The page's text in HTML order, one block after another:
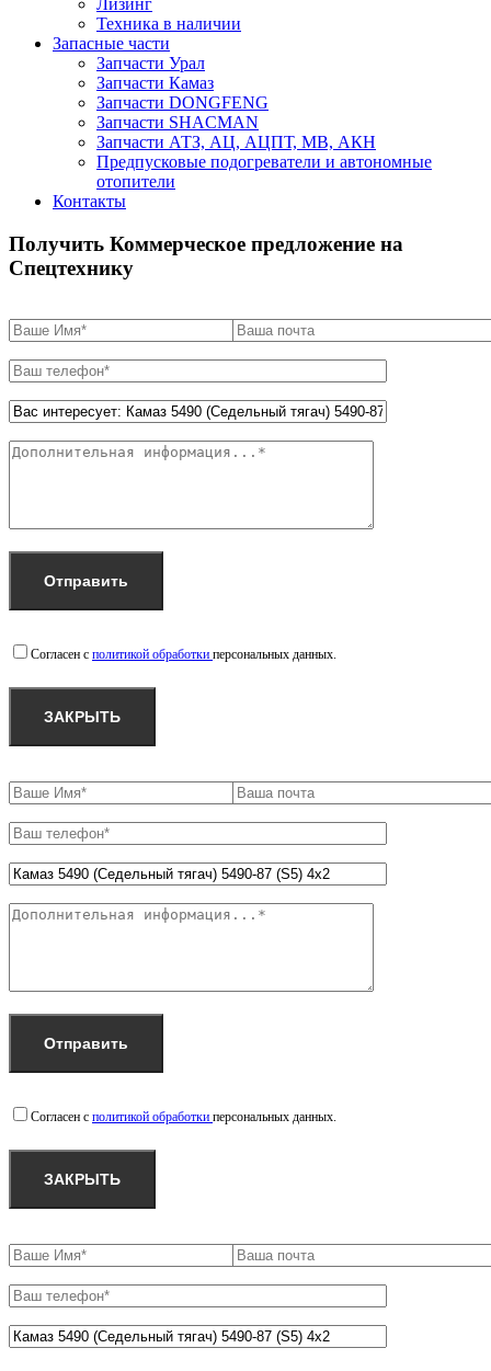
Лизинг
Техника в наличии
Запасные части
Запчасти Урал
Запчасти Камаз
Запчасти DONGFENG
Запчасти SHACMAN
Запчасти АТЗ, АЦ, АЦПТ, МВ, АКН
Предпусковые подогреватели и автономные
отопители
Контакты
Получить Коммерческое предложение на
Спецтехнику
Согласен с политикой обработки персональных данных.
ЗАКРЫТЬ
Согласен с политикой обработки персональных данных.
ЗАКРЫТЬ